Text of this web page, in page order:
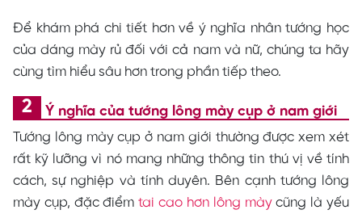
Để khám phá chi tiết hơn về ý nghĩa nhân tướng học
của dáng mày rủ đối với cả nam và nữ, chúng ta hãy
cùng tìm hiểu sâu hơn trong phần tiếp theo.
Ý nghĩa của tướng lông mày cụp ở nam giới
Tướng lông mày cụp ở nam giới thường được xem xét
rất kỹ lưỡng vì nó mang những thông tin thú vị về tính
cách, sự nghiệp và tính duyên. Bên cạnh tướng lông
mày cụp, đặc điểm tai cao hơn lông màycũng là yếu